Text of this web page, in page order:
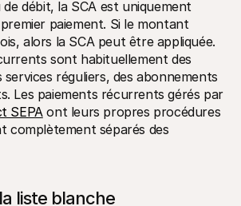
débit, la SCA est uniquement
paiement. Si le montant
alors la SCA peut être appliquée.
sont habituellement des
réguliers, des abonnements
ou des versements. Les paiements récurrents gérés par
SEPA ont leurs propres procédures
complètement séparés des
liste blanche